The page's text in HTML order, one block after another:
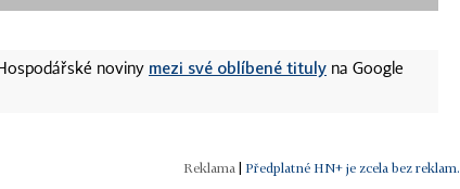
noviny mezi své oblíbené tituly na Google
| Předplatné HN+ je zcela bez reklam.